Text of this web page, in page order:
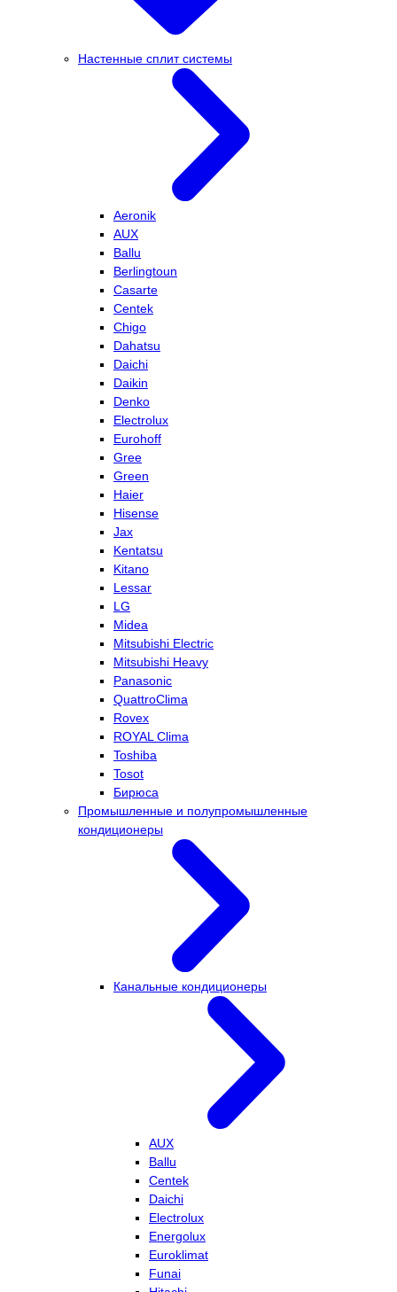
Настенные сплит системы
Aeronik
AUX
Ballu
Berlingtoun
Casarte
Centek
Chigo
Dahatsu
Daichi
Daikin
Denko
Electrolux
Eurohoff
Gree
Green
Haier
Hisense
Jax
Kentatsu
Kitano
Lessar
LG
Midea
Mitsubishi Electric
Mitsubishi Heavy
Panasonic
QuattroClima
Rovex
ROYAL Clima
Toshiba
Tosot
Бирюса
Промышленные и полупромышленные
кондиционеры
Канальные кондиционеры
AUX
Ballu
Centek
Daichi
Electrolux
Energolux
Euroklimat
Funai